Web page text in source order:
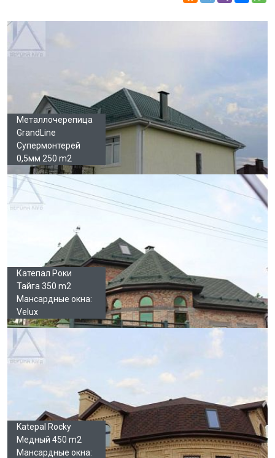
Галерея
Металлочерепица
GrandLine
Супермонтерей
0,5мм 250 m2
Катепал Роки
Тайга 350 m2
Мансардные окна:
Velux
Katepal Rocky
Медный 450 m2
Мансардные окна: